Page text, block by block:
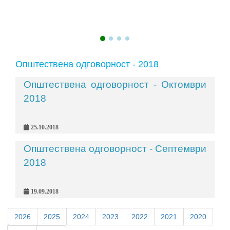
Општествена одговорност - 2018
Општествена одговорност - Октомври
2018
25.10.2018
Општествена одговорност - Септември
2018
19.09.2018
2026 2025 2024 2023 2022 2021 2020